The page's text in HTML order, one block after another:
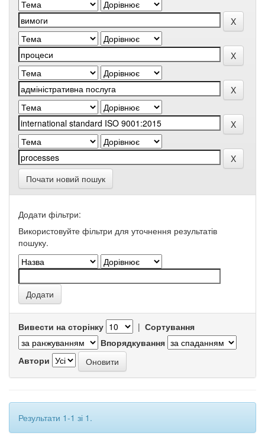
Почати новий пошук
Додати фільтри:
Використовуйте фільтри для уточнення результатів
пошуку.
Вивести на сторінку | Сортування
Впорядкування
Автори
Результати 1-1 зі 1.